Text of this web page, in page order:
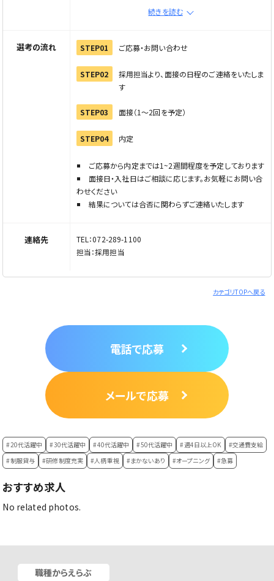
※電話応募の場合は、電話で応募ボタンから直接企業へご
ームへ進み情報を入力の上、直接企業へご連絡ください
※電話でご応募の際は「Elabel（えらべる）を見た」とお伝
えください
続きを読む
選考の流れ STEP01 ご応募・お問い合わせ
STEP02
採用担当より、面接の日程のご連絡をいたしま
す
STEP03 面接（1〜2回を予定）
STEP04 内定
ご応募から内定までは1~2週間程度を予定しております
面接日・入社日はご相談に応じます。お気軽にお問い合
わせください
結果については合否に関わらずご連絡いたします
連絡先
TEL：072-289-1100
担当：採用担当
カテゴリTOPへ戻る
電話で応募
メールで応募
#20代活躍中 #30代活躍中 #40代活躍中 #50代活躍中 #週4日以上OK
#交通費支給
#制服貸与
#研修制度充実 #人柄重視 #まかないあり #オープニング #急募
おすすめ求人
No related photos.
職種からえらぶ